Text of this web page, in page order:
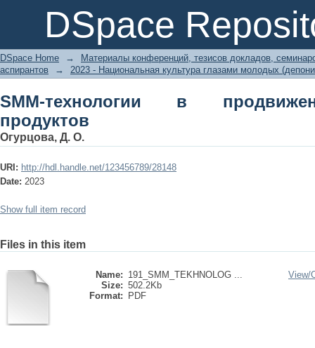
DSpace
SMM-технологии в продвижении
DSpace Home →
Материалы конференций, тезисов докладов,
аспирантов
→ 2023 - Национальная культура глазами молодых
SMM-технологии в
продуктов
Огурцова, Д. О.
URI: http://hdl.handle.net/123456789/28148
Date: 2023
Show full item record
Files in this item
Name: 191_SMM_TEKHNOLOG ...
Size: 502.2Kb
Format:
PDF
View/